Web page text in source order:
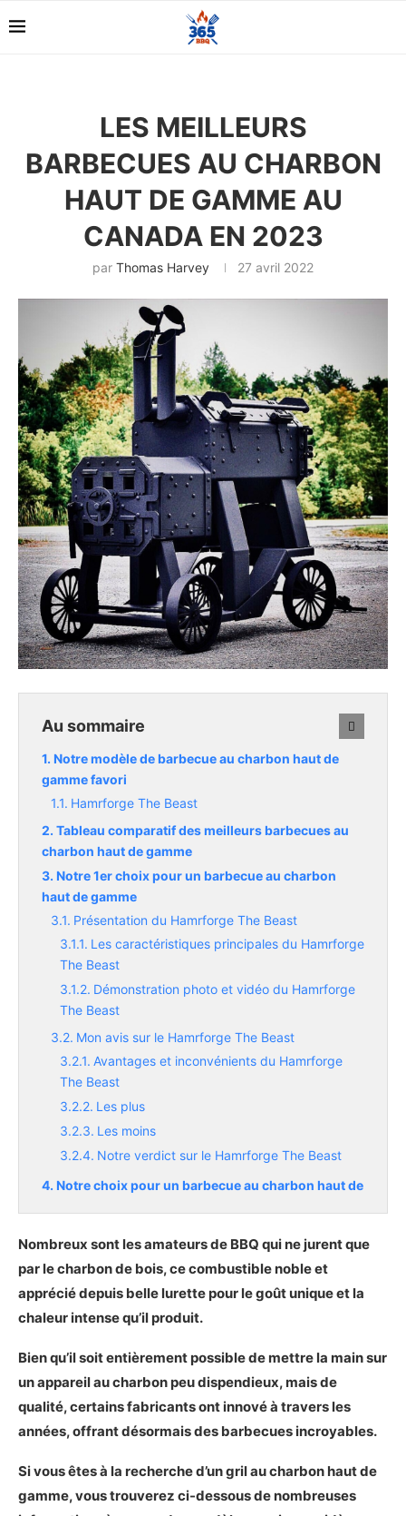
LES MEILLEURS
BARBECUES AU CHARBON
HAUT DE GAMME AU
CANADA EN 2023
par Thomas Harvey 27 avril 2022
Au sommaire
Notre modèle de barbecue au charbon haut de
gamme favori
Hamrforge The Beast
Tableau comparatif des meilleurs barbecues au
charbon haut de gamme
Notre 1er choix pour un barbecue au charbon
haut de gamme
Présentation du Hamrforge The Beast
Les caractéristiques principales du Hamrforge
The Beast
Démonstration photo et vidéo du Hamrforge
The Beast
Mon avis sur le Hamrforge The Beast
Avantages et inconvénients du Hamrforge
The Beast
Les plus
Les moins
Notre verdict sur le Hamrforge The Beast
Notre choix pour un barbecue au charbon haut de
Les caractéristiques principales du Kamado
Joe Big Joe III
Démonstration photo du Kamado Joe Big Joe
III
Avantages et inconvénients du Kamado Joe
Big Joe III
Les plus
Les moins
Notre verdict sur le Kamado Joe Big Joe III
Notre choix pour un barbecue au charbon haut de
Nombreux sont les amateurs de BBQ qui ne jurent que
par le charbon de bois, ce combustible noble et
apprécié depuis belle lurette pour le goût unique et la
chaleur intense qu’il produit.
Bien qu’il soit entièrement possible de mettre la main sur
un appareil au charbon peu dispendieux, mais de
qualité, certains fabricants ont innové à travers les
années, offrant désormais des barbecues incroyables.
Si vous êtes à la recherche d’un gril au charbon haut de
gamme, vous trouverez ci-dessous de nombreuses